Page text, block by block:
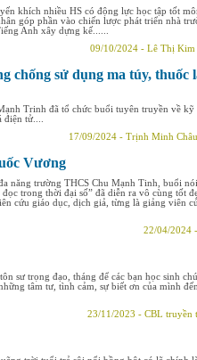
khích nhiều HS có động lực học tập tốt
góp phần vào chiến lược phát triển nhà
Anh xây dựng kế......
09/10/2024 - Lê Thị Kim
chống sử dụng ma túy, thuốc
Trinh đã tổ chức buổi tuyên truyền về kỹ
tử....
17/09/2024 - Trịnh Minh
Vương
năng trường THCS Chu Mạnh Tinh, buổi nói
trong thời đại số” đã diễn ra vô cùng tốt
cứu giáo dục, dịch giả, từng là giảng viên
22/04/2024
sư trọng đạo, tháng để các bạn học sinh
tâm tư, tình cảm, sự biết ơn của mình
23/11/2023 - CBL truyền